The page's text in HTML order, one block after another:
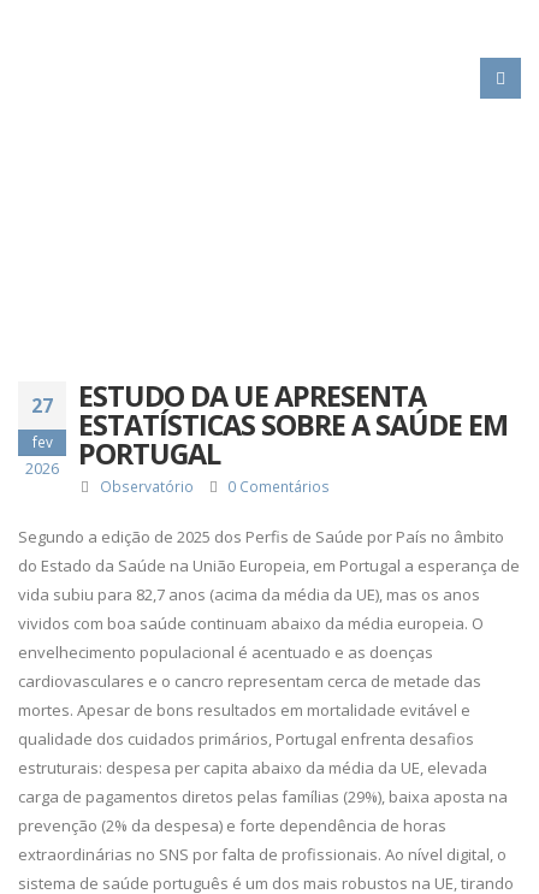
27
fev
2026
ESTUDO DA UE APRESENTA
ESTATÍSTICAS SOBRE A SAÚDE EM
PORTUGAL
Observatório 0 Comentários
Segundo a edição de 2025 dos Perfis de Saúde por País no âmbito
do Estado da Saúde na União Europeia, em Portugal a esperança de
vida subiu para 82,7 anos (acima da média da UE), mas os anos
vividos com boa saúde continuam abaixo da média europeia. O
envelhecimento populacional é acentuado e as doenças
cardiovasculares e o cancro representam cerca de metade das
mortes. Apesar de bons resultados em mortalidade evitável e
qualidade dos cuidados primários, Portugal enfrenta desafios
estruturais: despesa per capita abaixo da média da UE, elevada
carga de pagamentos diretos pelas famílias (29%), baixa aposta na
prevenção (2% da despesa) e forte dependência de horas
extraordinárias no SNS por falta de profissionais. Ao nível digital, o
sistema de saúde português é um dos mais robustos na UE, tirando